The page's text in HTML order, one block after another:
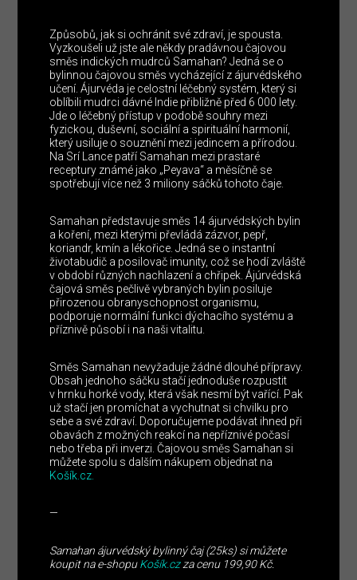
Způsobů, jak si ochránit své zdraví, je spousta.
Vyzkoušeli už jste ale někdy pradávnou čajovou
směs indických mudrců Samahan? Jedná se o
bylinnou čajovou směs vycházející z ájurvédského
učení. Ájurvéda je celostní léčebný systém, který si
oblíbili mudrci dávné Indie přibližně před 6 000 lety.
Jde o léčebný přístup v podobě souhry mezi
fyzickou, duševní, sociální a spirituální harmonií,
který usiluje o souznění mezi jedincem a přírodou.
Na Srí Lance patří Samahan mezi prastaré
receptury známé jako „Peyava“ a měsíčně se
spotřebují více než 3 miliony sáčků tohoto čaje.
Samahan představuje směs 14 ájurvédských bylin
a koření, mezi kterými převládá zázvor, pepř,
koriandr, kmín a lékořice. Jedná se o instantní
životabudič a posilovač imunity, což se hodí zvláště
v období různých nachlazení a chřipek. Ájúrvédská
čajová směs pečlivě vybraných bylin posiluje
přirozenou obranyschopnost organismu,
podporuje normální funkci dýchacího systému a
příznivě působí i na naši vitalitu.
Směs Samahan nevyžaduje žádné dlouhé přípravy.
Obsah jednoho sáčku stačí jednoduše rozpustit
v hrnku horké vody, která však nesmí být vařící. Pak
už stačí jen promíchat a vychutnat si chvilku pro
sebe a své zdraví. Doporučujeme podávat ihned při
obavách z možných reakcí na nepříznivé počasí
nebo třeba při inverzi. Čajovou směs Samahan si
můžete spolu s dalším nákupem objednat na
Košík.cz.
—
Samahan ájurvédský bylinný čaj (25ks) si můžete
koupit na e-shopuKošík.czza cenu 199,90 Kč.